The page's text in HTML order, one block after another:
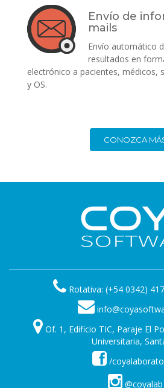
Envío de
mails
Envío automático
resultados en
electrónico a pacientes, médicos,
y OS.
CONOZCA
Rotativa: (+54 0342)
Of. 1, Edificio TIC, Paraje El
Universitaria,
/
@coyalab